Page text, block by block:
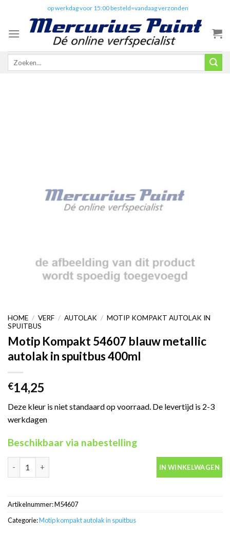
content
op werkdag voor 15:00 besteld=vandaag verzonden
Zoeken
HOME / VERF / AUTOLAK / MOTIP KOMPAKT AUTOLAK IN
SPUITBUS
Motip Kompakt 54607 blauw metallic
autolak in spuitbus 400ml
€14,25
Deze kleur is niet standaard op voorraad. De levertijd is 2-3
werkdagen
Beschikbaar via nabestelling
IN WINKELWAGEN
Artikelnummer:M54607
Categorie:Motip kompakt autolak in spuitbus